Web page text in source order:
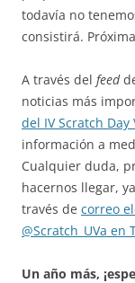
todavía no
consistirá.
A través del feed
noticias más
del IV Scratch Day
información a
Cualquier duda,
hacernos llegar,
través de correo
@Scratch_UVa en
Un año más,